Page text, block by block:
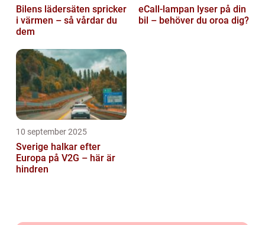
Bilens lädersäten spricker
i värmen – så vårdar du
dem
eCall-lampan lyser på din
bil – behöver du oroa dig?
10 september 2025
Sverige halkar efter
Europa på V2G – här är
hindren